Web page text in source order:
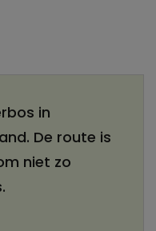
in
De route is
niet zo